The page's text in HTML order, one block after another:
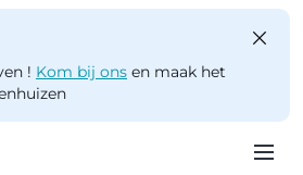
! Kom bij ons en maak het